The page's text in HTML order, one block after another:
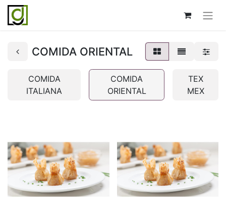
COMIDA ORIENTAL
COMIDA
ITALIANA
COMIDA
ORIENTAL
TEX
MEX